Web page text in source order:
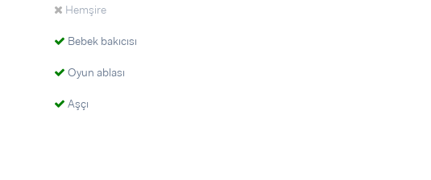
Hemşire
Bebek bakıcısı
Oyun ablası
Aşçı